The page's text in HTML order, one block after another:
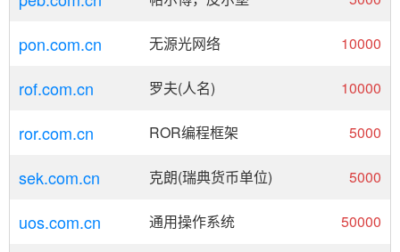
pon.com.cn 无源光网络 10000
rof.com.cn 罗夫(人名) 10000
ror.com.cn ROR编程框架 5000
sek.com.cn 克朗(瑞典货币单位) 5000
uos.com.cn 通用操作系统 50000